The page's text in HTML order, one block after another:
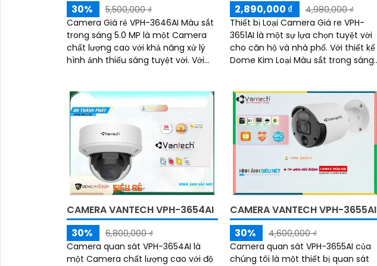
30%
5,500,000 ₫
Camera Giá rẻ VPH-3646AI Màu sắt
trong sáng 5.0 MP là một Camera
chất lượng cao với khả năng xử lý
hình ảnh thiếu sáng tuyệt vời. Với
2,890,000 ₫
4,980,000 ₫
Thiết bị Loại Camera Giá re VPH-
3651AI là một sự lựa chọn tuyệt vời
cho căn hộ và nhà phố. Với thiết kế
Dome Kim Loại Màu sắt trong sáng
CAMERA VANTECH VPH-3654AI
30%
6,800,000 ₫
Camera quan sát VPH-3654AI là
một Camera chất lượng cao với độ
CAMERA VANTECH VPH-3655AI
30%
4,600,000 ₫
Camera quan sát VPH-3655AI của
chúng tôi là một thiết bị quan sát